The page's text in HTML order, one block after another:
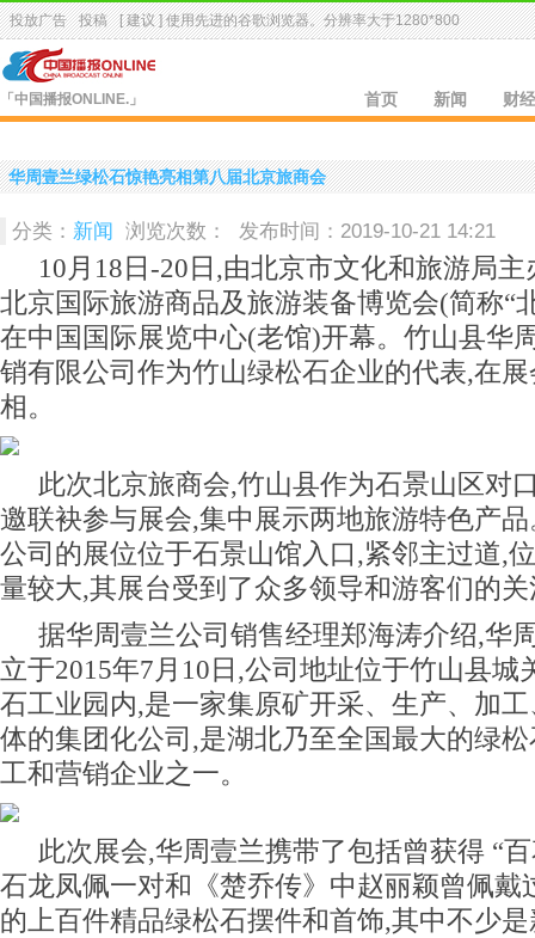
投放广告 投稿 [ 建议 ] 使用先进的谷歌浏览器。分辨率大于1280*800
「中国播报ONLINE.」 首页 新闻 财经
华周壹兰绿松石惊艳亮相第八届北京旅商会
分类： 新闻 浏览次数： 发布时间：2019-10-21 14:21
10月18日-20日,由北京市文化和旅游局
北京国际旅游商品及旅游装备博览会(简称“
在中国国际展览中心(老馆)开幕。竹山县华
销有限公司作为竹山绿松石企业的代表,在
相。
此次北京旅商会,竹山县作为石景山区对
邀联袂参与展会,集中展示两地旅游特色产
公司的展位位于石景山馆入口,紧邻主过道,
量较大,其展台受到了众多领导和游客们的
据华周壹兰公司销售经理郑海涛介绍,华
立于2015年7月10日,公司地址位于竹山县城
石工业园内,是一家集原矿开采、生产、加
体的集团化公司,是湖北乃至全国最大的绿
工和营销企业之一。
此次展会,华周壹兰携带了包括曾获得 “
石龙凤佩一对和《楚乔传》中赵丽颖曾佩戴
的上百件精品绿松石摆件和首饰,其中不少